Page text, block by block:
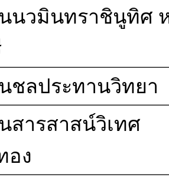
นนวมินทราชินูทิศ
นชลประทานวิทยา
สารสาสน์วิเทศ
อง